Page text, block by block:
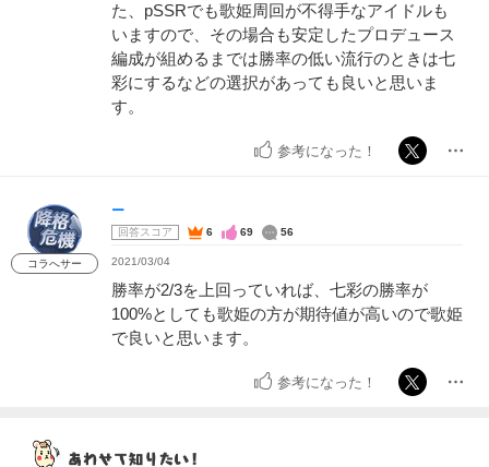
た、pSSRでも歌姫周回が不得手なアイドルも
いますので、その場合も安定したプロデュース
編成が組めるまでは勝率の低い流行のときは七
彩にするなどの選択があっても良いと思いま
す。
参考になった！
コラへサー
ー
回答スコア 6 69 56
2021/03/04
勝率が2/3を上回っていれば、七彩の勝率が
100%としても歌姫の方が期待値が高いので歌姫
で良いと思います。
参考になった！